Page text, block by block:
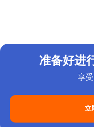
准备好进
享
立